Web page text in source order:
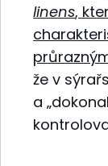
linens,
že v
a